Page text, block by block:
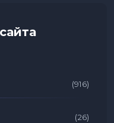
(916)
(26)